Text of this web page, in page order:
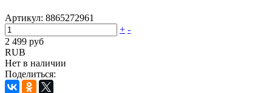
Артикул: 8865272961
+ -
2 499 руб
RUB
Нет в наличии
Поделиться: